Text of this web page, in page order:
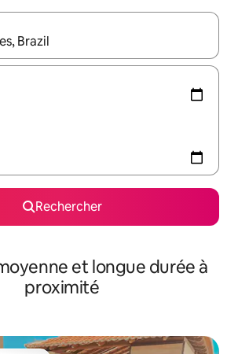
s'affichent, utilisez les flèches vers le
Rechercher
et longue durée à
proximité